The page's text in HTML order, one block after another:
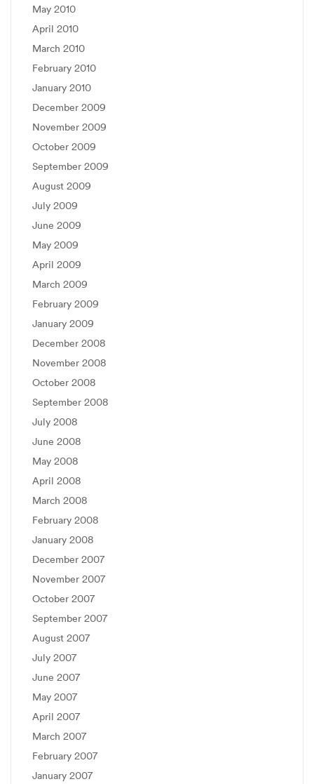
May 2010
April 2010
March 2010
February 2010
January 2010
December 2009
November 2009
October 2009
September 2009
August 2009
July 2009
June 2009
May 2009
April 2009
March 2009
February 2009
January 2009
December 2008
November 2008
October 2008
September 2008
July 2008
June 2008
May 2008
April 2008
March 2008
February 2008
January 2008
December 2007
November 2007
October 2007
September 2007
August 2007
July 2007
June 2007
May 2007
April 2007
March 2007
February 2007
January 2007